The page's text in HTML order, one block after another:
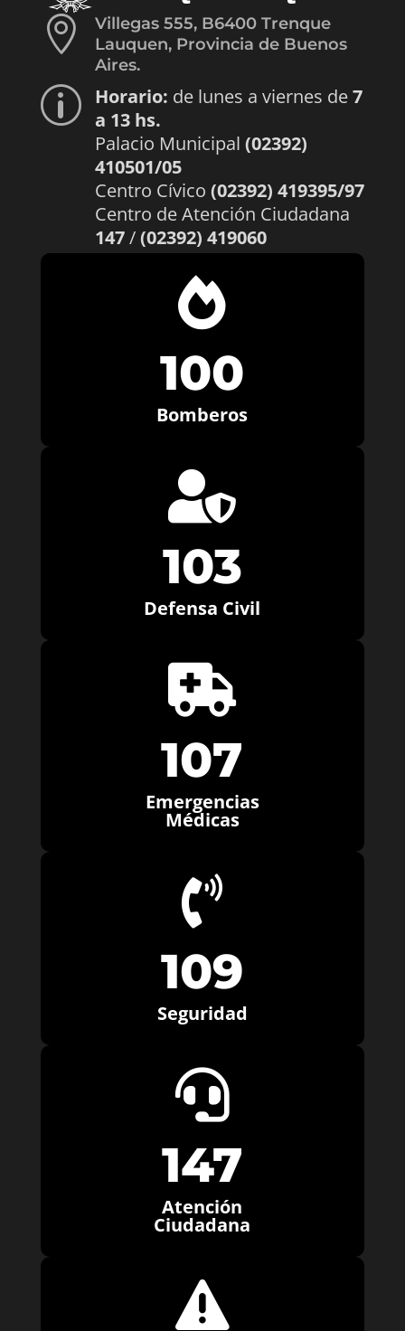

Villegas 555, B6400 Trenque
Lauquen, Provincia de Buenos
Aires.
p Horario: de lunes a viernes de7
a 13 hs.
Palacio Municipal (02392)
410501/05
Centro Cívico (02392) 419395/97
Centro de Atención Ciudadana
147/(02392) 419060

100
Bomberos

103
Defensa Civil

107
Emergencias
Médicas

109
Seguridad

147
Atención
Ciudadana
